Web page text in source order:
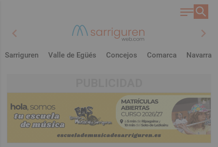
chevron_left chevron_right
Sarriguren Valle de Egüés Concejos Comarca Navarra